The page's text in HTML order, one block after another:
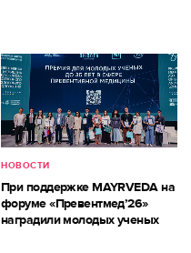
НОВОСТИ
При поддержке MAYRVEDA на
форуме «Превентмед’26»
наградили молодых ученых